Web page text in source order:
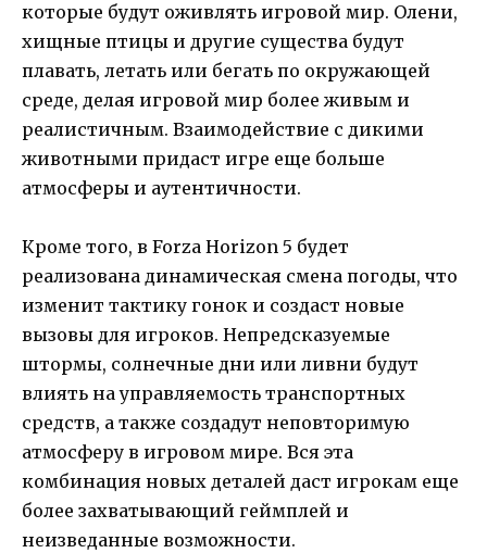
которые будут оживлять игровой мир. Олени,
хищные птицы и другие существа будут
плавать, летать или бегать по окружающей
среде, делая игровой мир более живым и
реалистичным. Взаимодействие с дикими
животными придаст игре еще больше
атмосферы и аутентичности.
Кроме того, в Forza Horizon 5 будет
реализована динамическая смена погоды, что
изменит тактику гонок и создаст новые
вызовы для игроков. Непредсказуемые
штормы, солнечные дни или ливни будут
влиять на управляемость транспортных
средств, а также создадут неповторимую
атмосферу в игровом мире. Вся эта
комбинация новых деталей даст игрокам еще
более захватывающий геймплей и
неизведанные возможности.